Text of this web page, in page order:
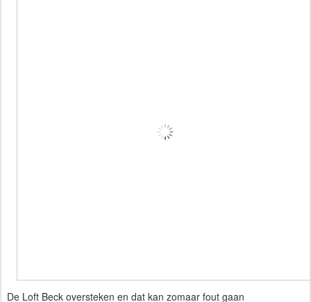
De Loft Beck oversteken en dat kan zomaar fout gaan